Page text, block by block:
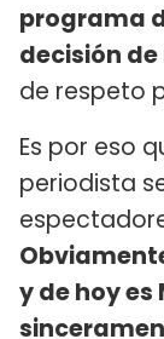
programa
decisión
de respeto
Es por eso
periodista
y de hoy es